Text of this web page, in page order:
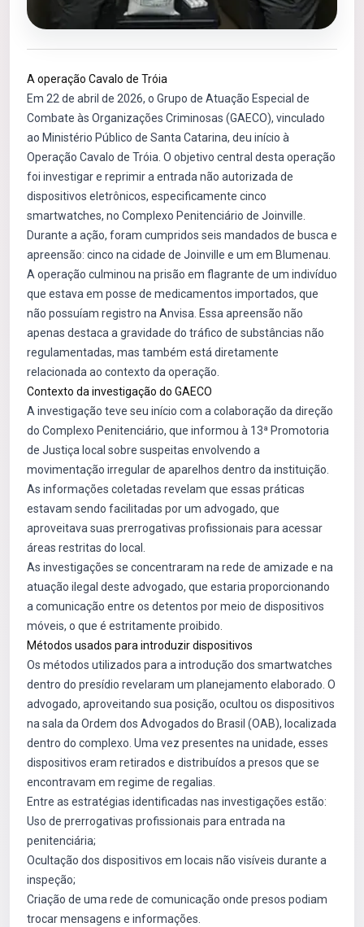
A operação Cavalo de Tróia
Em 22 de abril de 2026, o Grupo de Atuação Especial de
Combate às Organizações Criminosas (GAECO), vinculado
ao Ministério Público de Santa Catarina, deu início à
Operação Cavalo de Tróia. O objetivo central desta operação
foi investigar e reprimir a entrada não autorizada de
dispositivos eletrônicos, especificamente cinco
smartwatches, no Complexo Penitenciário de Joinville.
Durante a ação, foram cumpridos seis mandados de busca e
apreensão: cinco na cidade de Joinville e um em Blumenau.
A operação culminou na prisão em flagrante de um indivíduo
que estava em posse de medicamentos importados, que
não possuíam registro na Anvisa. Essa apreensão não
apenas destaca a gravidade do tráfico de substâncias não
regulamentadas, mas também está diretamente
relacionada ao contexto da operação.
Contexto da investigação do GAECO
A investigação teve seu início com a colaboração da direção
do Complexo Penitenciário, que informou à 13ª Promotoria
de Justiça local sobre suspeitas envolvendo a
movimentação irregular de aparelhos dentro da instituição.
As informações coletadas revelam que essas práticas
estavam sendo facilitadas por um advogado, que
aproveitava suas prerrogativas profissionais para acessar
áreas restritas do local.
As investigações se concentraram na rede de amizade e na
atuação ilegal deste advogado, que estaria proporcionando
a comunicação entre os detentos por meio de dispositivos
móveis, o que é estritamente proibido.
Métodos usados para introduzir dispositivos
Os métodos utilizados para a introdução dos smartwatches
dentro do presídio revelaram um planejamento elaborado. O
advogado, aproveitando sua posição, ocultou os dispositivos
na sala da Ordem dos Advogados do Brasil (OAB), localizada
dentro do complexo. Uma vez presentes na unidade, esses
dispositivos eram retirados e distribuídos a presos que se
encontravam em regime de regalias.
Entre as estratégias identificadas nas investigações estão:
Uso de prerrogativas profissionais para entrada na
penitenciária;
Ocultação dos dispositivos em locais não visíveis durante a
inspeção;
Criação de uma rede de comunicação onde presos podiam
trocar mensagens e informações.